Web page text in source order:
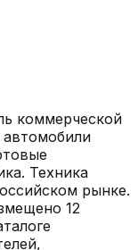
коммерческой
автомобили
Техника
рынке.
12